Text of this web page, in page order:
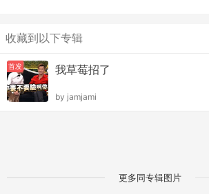
收藏到以下专辑
首发 我草莓招了
by jamjami
更多同专辑图片